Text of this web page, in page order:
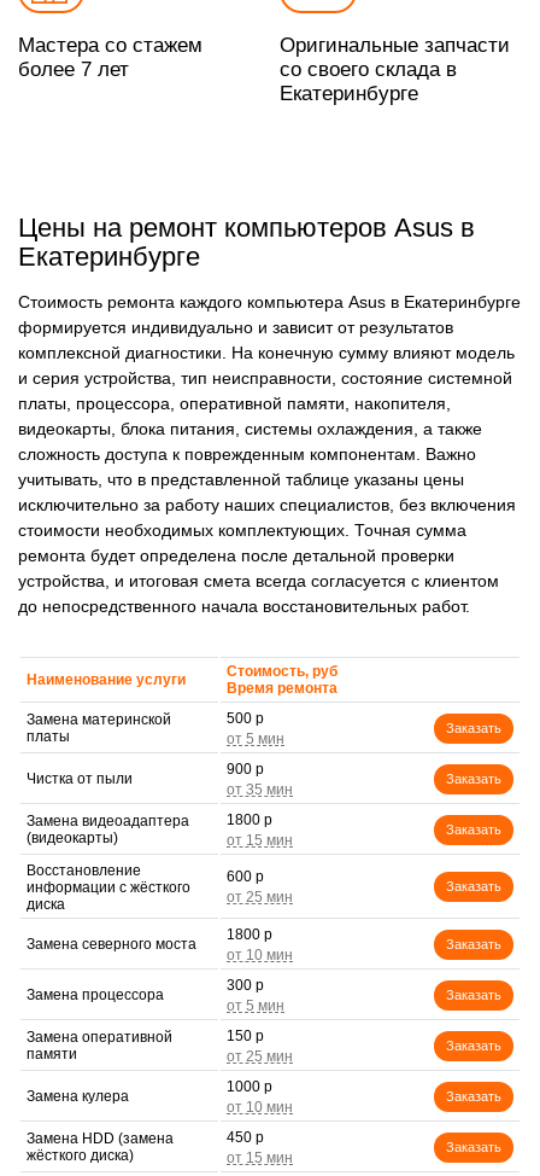
Мастера со стажем
более 7 лет
Оригинальные запчасти
со своего склада в
Екатеринбурге
Цены на ремонт компьютеров Asus в
Екатеринбурге
Стоимость ремонта каждого компьютера Asus в Екатеринбурге
формируется индивидуально и зависит от результатов
комплексной диагностики. На конечную сумму влияют модель
и серия устройства, тип неисправности, состояние системной
платы, процессора, оперативной памяти, накопителя,
видеокарты, блока питания, системы охлаждения, а также
сложность доступа к поврежденным компонентам. Важно
учитывать, что в представленной таблице указаны цены
исключительно за работу наших специалистов, без включения
стоимости необходимых комплектующих. Точная сумма
ремонта будет определена после детальной проверки
устройства, и итоговая смета всегда согласуется с клиентом
до непосредственного начала восстановительных работ.
Наименование услуги
Стоимость, руб
Время ремонта
Замена материнской
платы
500 р
Заказать
Чистка от пыли
900 р
Заказать
Замена видеоадаптера
(видеокарты)
1800 р
Заказать
Восстановление
информации с жёсткого
диска
600 р
Заказать
Замена северного моста
1800 р
Заказать
Замена процессора
300 р
Заказать
Замена оперативной
памяти
150 р
Заказать
Замена кулера
1000 р
Заказать
Замена HDD (замена
жёсткого диска)
450 р
Заказать